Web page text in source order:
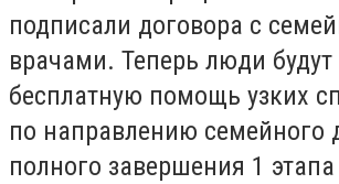
подписали договора с
врачами. Теперь люди будут
бесплатную помощь узких
по направлению семейного
полного завершения 1 этапа